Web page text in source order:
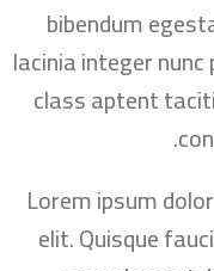
bibendum
lacinia integer
class aptent
Lorem ipsum
elit. Quisque